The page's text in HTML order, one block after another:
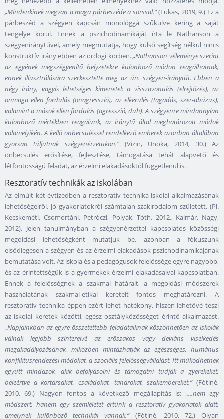
„Mindenkinek megvan a maga párbeszéde a sorssal.”(Lukas, 2019, 9.) Ez a
párbeszéd a szégyen kapcsán monológgá szűkülve kering a saját
tengelye körül. Ennek a pszichodinamikáját írta le Nathanson a
szégyeniránytűvel, amely megmutatja, hogy külső segítség nélkül nincs
konstruktív irány ebben az ördögi körben.„Nathanson véleménye szerint
az egyének megszégyenítő helyzetekre különböző módon reagálhatnak,
ennek illusztrálására szerkesztette meg az ún. szégyen-iránytűt. Ebben a
négy irány, vagyis lehetséges kimenetel: a visszavonulás (elrejtőzés), az
önmaga ellen fordulás (önagresszió), az elkerülés (tagadás, szer-abúzus),
valamint a mások ellen fordulás (agresszió, düh). A szégyenre mindannyian
különböző mértékben reagálunk, az iránytű által meghatározott módok
valamelyikén. A kellő önbecsüléssel rendelkező emberek azonban általában
gyorsan túljutnak szégyenérzetükön.”(Vizin, Unoka, 2014, 30.) Az
önbecsülés erősítése, fejlesztése, támogatása tehát alapvető és
létfontosságú feladat, az érzelmi elakadásoktól függetlenül is.
Resztoratív technikák az iskolában
Az elmúlt két évtizedben a resztoratív technika iskolai alkalmazásának
lehetőségeiről, jó gyakorlatokról számtalan szakirodalom született. (Pl.
Kecskeméti, Csomortáni, Petróczi, Polyák, Tóth, 2012., Kalmár, Nagy,
2012). Jelen tanulmányban a szégyenérzettel kapcsolatos közösségi
megoldási lehetőségként mutatjuk be, azonban a fókuszunk
elsődlegesen a szégyen és az érzelmi elakadások pszichodinamikájának
bemutatása volt. Az iskola és a pedagógusok felelőssége egyre nagyobb,
és az érintettségük is a gyermekek érzelmi elakadásaival kapcsolatban.
Ennek a felelősségnek a szakmai határait, a megoldási módszerek
használatának szakmai-etikai kereteit fontos meghatározni. A
resztoratív technika éppen ezért lehet hatékony, hiszen lehetővé teszi
az iskolai keretek közötti, egész osztályközösséget érintő alkalmazást.
„Napjainkban az egyre összetettebb feladataiknak köszönhetően az iskolák
válnak legjobb színtereivé az erőszakos vagy deviáns viselkedés
megakadályozásának, miközben mintázhatják az egészséges, humánus
konfliktusrendezési módokat, a szociális felelősségvállalást. Itt működhetnek
együtt mindazok, akik befolyásolni és támogatni tudják a gyerekeket,
beleértve a kortársakat, családokat, tanárokat, szakembereket.”(Fótiné,
2010, 69.) Nagyon fontos a következő megállapítás is: „...nem egy
módszert, hanem egy szemléletet értünk a resztoratív gyakorlatok alatt,
amelynek különböző technikái vannak.”(Fótiné, 2010, 72.) Olyan